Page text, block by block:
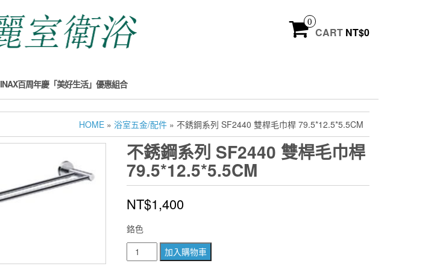
0
CART NT$0
INAX百周年慶「美好生活」優惠組合
HOME » 浴室五金/配件 » 不銹鋼系列 SF2440 雙桿毛巾桿 79.5*12.5*5.5CM
不銹鋼系列 SF2440 雙桿毛巾桿
79.5*12.5*5.5CM
NT$1,400
鉻色
銹
加入購物車